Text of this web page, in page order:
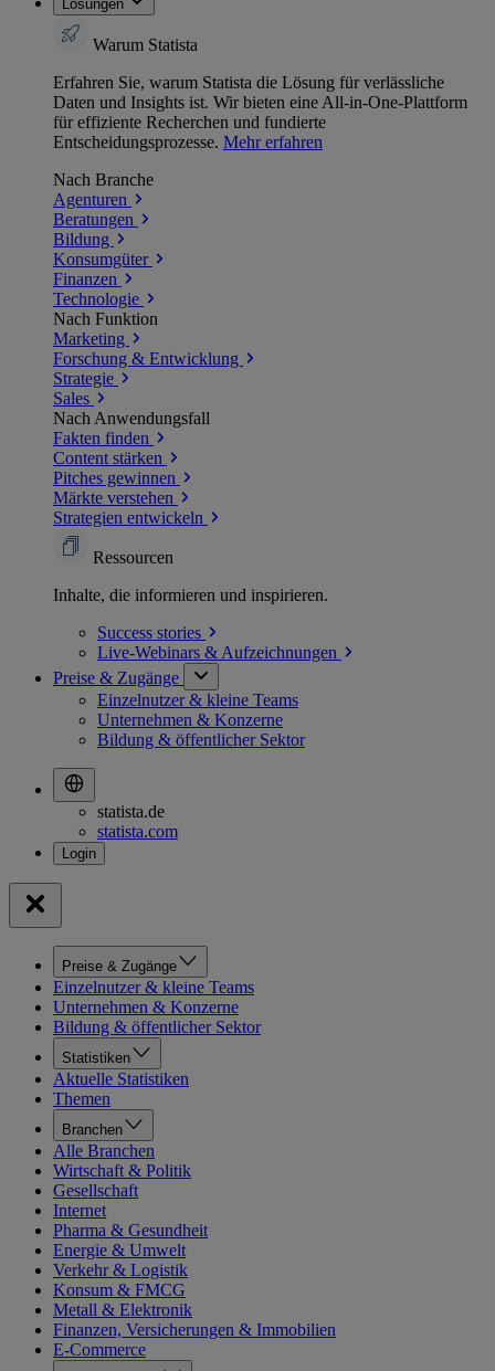
Lösungen
Warum Statista
Erfahren Sie, warum Statista die Lösung für verlässliche
Daten und Insights ist. Wir bieten eine All-in-One-Plattform
für effiziente Recherchen und fundierte
Entscheidungsprozesse. Mehr erfahren
Nach Branche
Agenturen
Beratungen
Bildung
Konsumgüter
Finanzen
Technologie
Nach Funktion
Marketing
Forschung & Entwicklung
Strategie
Sales
Nach Anwendungsfall
Fakten finden
Content stärken
Pitches gewinnen
Märkte verstehen
Strategien entwickeln
Ressourcen
Inhalte, die informieren und inspirieren.
Success stories
Live-Webinars & Aufzeichnungen
Preise & Zugänge
Einzelnutzer & kleine Teams
Unternehmen & Konzerne
Bildung & öffentlicher Sektor
statista.de
statista.com
Preise & Zugänge
Einzelnutzer & kleine Teams
Unternehmen & Konzerne
Bildung & öffentlicher Sektor
Statistiken
Aktuelle Statistiken
Themen
Branchen
Alle Branchen
Wirtschaft & Politik
Gesellschaft
Internet
Pharma & Gesundheit
Energie & Umwelt
Verkehr & Logistik
Konsum & FMCG
Metall & Elektronik
Finanzen, Versicherungen & Immobilien
E-Commerce